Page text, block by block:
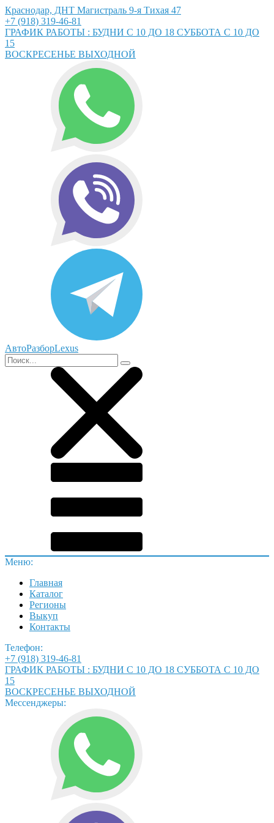
Краснодар, ДНТ Магистраль 9-я Тихая 47
+7 (918) 319-46-81
ГРАФИК РАБОТЫ : БУДНИ С 10 ДО 18 СУББОТА С 10 ДО
15
ВОСКРЕСЕНЬЕ ВЫХОДНОЙ
АвтоРазборLexus
Меню:
Главная
Каталог
Регионы
Выкуп
Контакты
Телефон:
+7 (918) 319-46-81
ГРАФИК РАБОТЫ : БУДНИ С 10 ДО 18 СУББОТА С 10 ДО
15
ВОСКРЕСЕНЬЕ ВЫХОДНОЙ
Мессенджеры: